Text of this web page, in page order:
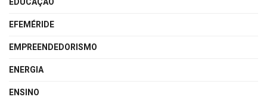
EFEMÉRIDE
EMPREENDEDORISMO
ENERGIA
ENSINO